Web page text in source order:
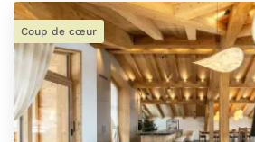
Coup de cœur